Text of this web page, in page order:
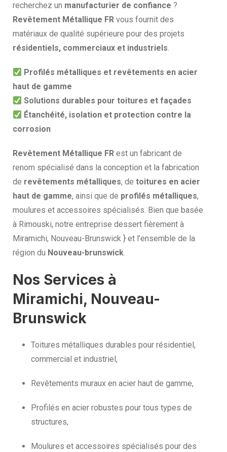
recherchez un manufacturier de confiance ?
Revêtement Métallique FR vous fournit des
matériaux de qualité supérieure pour des projets
résidentiels, commerciaux et industriels.
Profilés métalliques et revêtements en acier
haut de gamme
Solutions durables pour toitures et façades
Étanchéité, isolation et protection contre la
corrosion
Revêtement Métallique FR est un fabricant de
renom spécialisé dans la conception et la fabrication
de revêtements métalliques, de toitures en acier
haut de gamme, ainsi que de profilés métalliques,
moulures et accessoires spécialisés. Bien que basée
à Rimouski, notre entreprise dessert fièrement à
Miramichi, Nouveau-Brunswick } et l’ensemble de la
région du Nouveau-brunswick.
Nos Services à
Miramichi, Nouveau-
Brunswick
Toitures métalliques durables pour résidentiel,
commercial et industriel,
Revêtements muraux en acier haut de gamme,
Profilés en acier robustes pour tous types de
structures,
Moulures et accessoires spécialisés pour des